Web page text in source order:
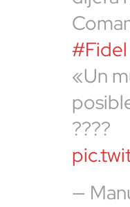
#Fidel
«Un
????
—